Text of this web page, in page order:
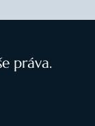
práva.